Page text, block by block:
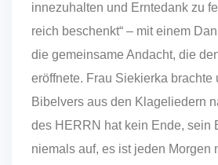
innezuhalten und Erntedank zu
reich beschenkt“ – mit einem
die gemeinsame Andacht, die
eröffnete. Frau Siekierka brachte
Bibelvers aus den Klageliedern
des HERRN hat kein Ende, sein
niemals auf, es ist jeden Morgen